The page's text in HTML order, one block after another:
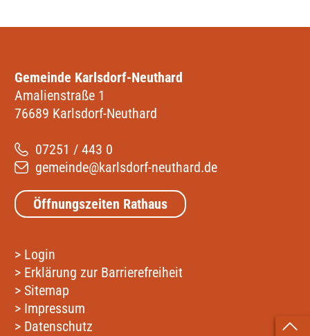
Gemeinde Karlsdorf-Neuthard
Amalienstraße 1
76689 Karlsdorf-Neuthard
07251 / 443 0
gemeinde@karlsdorf-neuthard.de
Öffnungszeiten Rathaus
> Login
> Erklärung zur Barrierefreiheit
> Sitemap
> Impressum
> Datenschutz